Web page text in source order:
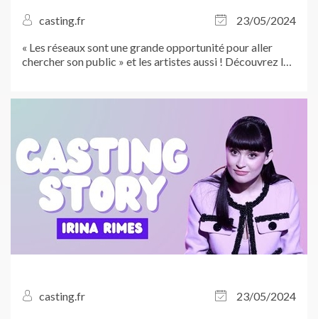
casting.fr
23/05/2024
« Les réseaux sont une grande opportunité pour aller
chercher son public » et les artistes aussi ! Découvrez le
casting.fr
23/05/2024